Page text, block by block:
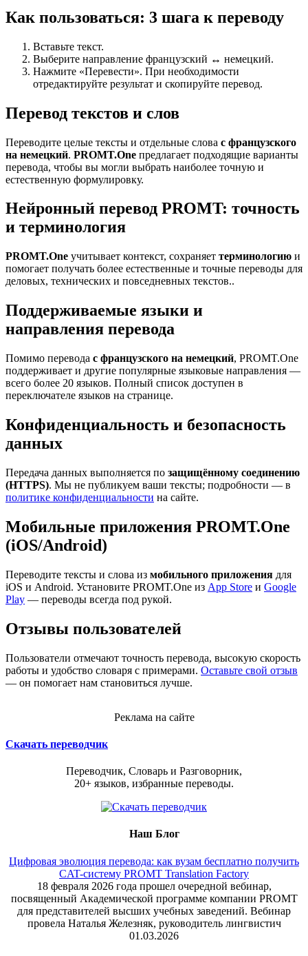
Как пользоваться: 3 шага к переводу
Вставьте текст.
Выберите направление французский ↔ немецкий.
Нажмите «Перевести». При необходимости
отредактируйте результат и скопируйте перевод.
Перевод текстов и слов
Переводите целые тексты и отдельные слова с французского
на немецкий. PROMT.One предлагает подходящие варианты
перевода, чтобы вы могли выбрать наиболее точную и
естественную формулировку.
Нейронный перевод PROMT: точность
и терминология
PROMT.One учитывает контекст, сохраняет терминологию и
помогает получать более естественные и точные переводы для
деловых, технических и повседневных текстов..
Поддерживаемые языки и
направления перевода
Помимо перевода с французского на немецкий, PROMT.One
поддерживает и другие популярные языковые направления —
всего более 20 языков. Полный список доступен в
переключателе языков на странице.
Конфиденциальность и безопасность
данных
Передача данных выполняется по защищённому соединению
(HTTPS). Мы не публикуем ваши тексты; подробности — в
политике конфиденциальности на сайте.
Мобильные приложения PROMT.One
(iOS/Android)
Переводите тексты и слова из мобильного приложения для
iOS и Android. Установите PROMT.One из App Store и Google
Play — переводы всегда под рукой.
Отзывы пользователей
Пользователи отмечают точность перевода, высокую скорость
работы и удобство словаря с примерами. Оставьте свой отзыв
— он помогает нам становиться лучше.
Реклама на сайте
Скачать переводчик
Переводчик, Словарь и Разговорник,
20+ языков, избранные переводы.
Наш Блог
Цифровая эволюция перевода: как вузам бесплатно получить
CAT-систему PROMT Translation Factory
18 февраля 2026 года прошел очередной вебинар,
посвященный Академической программе компании PROMT
для представителей высших учебных заведений. Вебинар
провела Наталья Железняк, руководитель лингвистич
01.03.2026